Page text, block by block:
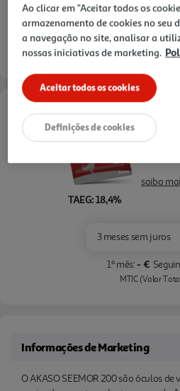
otimizado, são uma escolha
entusiastas de atividades
Receba em casa a 07/08/2026, se
Opções de
TAEG: 18,4%
saiba
3 meses sem juros
1º mês:- €
MTIC (Valor
Informações de Marketing
O AKASO SEEMOR 200 são óculos de
Ao clicar em "Aceitar todos os
armazenamento de cookies no seu
a navegação no site, analisar a
nossas iniciativas de marketing.
Aceitar todos os cookies
Definições de cookies